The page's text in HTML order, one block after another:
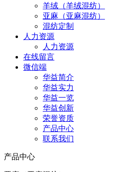
羊绒（羊绒混纺）
亚麻（亚麻混纺）
混纺定制
人力资源
人力资源
在线留言
微信端
华益简介
华益实力
华益一览
华益创新
荣誉资质
产品中心
联系我们
产品中心